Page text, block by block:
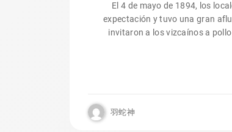
El 4 de mayo de 1894, los
expectación y tuvo una gran
invitaron a los vizcaínos a
羽蛇神